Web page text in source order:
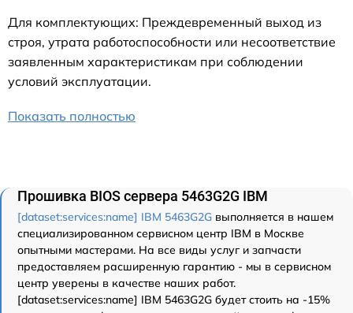
Для комплектующих: Преждевременный выход из
строя, утрата работоспособности или несоответствие
заявленным характеристикам при соблюдении
условий эксплуатации.
Показать полностью
Прошивка BIOS сервера 5463G2G IBM
[dataset:services:name] IBM 5463G2G выполняется в нашем
специализированном сервисном центр IBM в Москве
опытными мастерами. На все виды услуг и запчасти
предоставляем расширенную гарантию - мы в сервисном
центр уверены в качестве наших работ.
[dataset:services:name] IBM 5463G2G будет стоить на -15%